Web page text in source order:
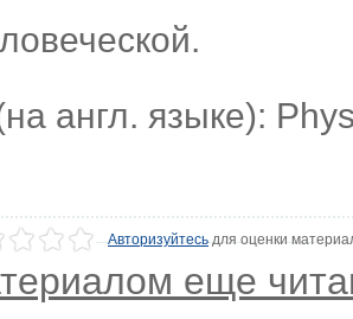
англ. языке):
Авторизуйтесьдля оценки
еще